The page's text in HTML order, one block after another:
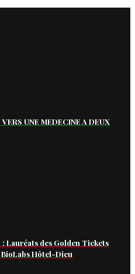
UNE MEDECINE A DEUX
Lauréats des Golden Tickets
BioLabs Hôtel-Dieu